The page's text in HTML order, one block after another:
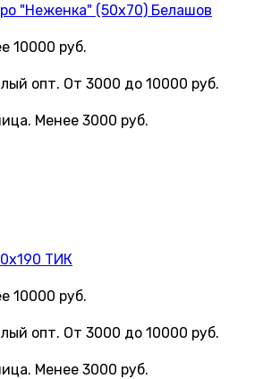
"Неженка" (50х70) Белашов
ТИК